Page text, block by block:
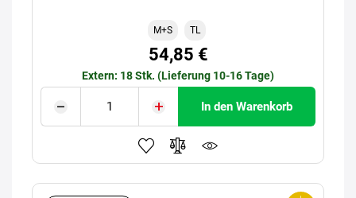
M+S TL
54,85 €
Extern: 18 Stk. (Lieferung 10-16 Tage)
In den Warenkorb